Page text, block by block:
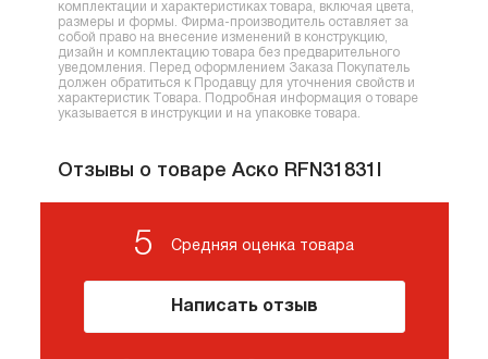
комплектации и характеристиках товара, включая цвета,
размеры и формы. Фирма-производитель оставляет за
собой право на внесение изменений в конструкцию,
дизайн и комплектацию товара без предварительного
уведомления. Перед оформлением Заказа Покупатель
должен обратиться к Продавцу для уточнения свойств и
характеристик Товара. Подробная информация о товаре
указывается в инструкции и на упаковке товара.
Отзывы о товаре Аско RFN31831I
5 Средняя оценка товара
Написать отзыв